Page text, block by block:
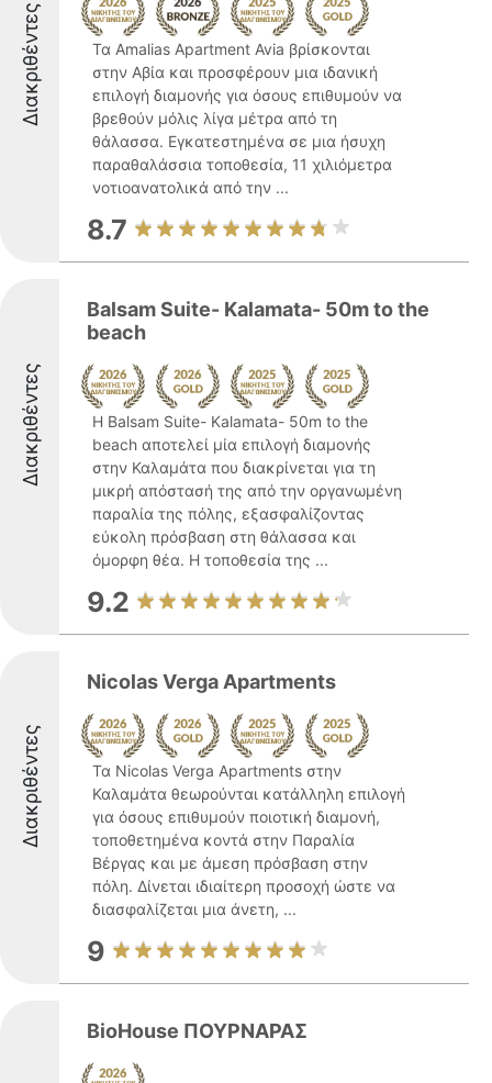
Διακριθέντες
Τα Amalias Apartment Avia βρίσκονται
στην Αβία και προσφέρουν μια ιδανική
επιλογή διαμονής για όσους επιθυμούν να
βρεθούν μόλις λίγα μέτρα από τη
θάλασσα. Εγκατεστημένα σε μια ήσυχη
παραθαλάσσια τοποθεσία, 11 χιλιόμετρα
νοτιοανατολικά από την ...
8.7
Διακριθέντες
Balsam Suite- Kalamata- 50m to the
beach
Η Balsam Suite- Kalamata- 50m to the
beach αποτελεί μία επιλογή διαμονής
στην Καλαμάτα που διακρίνεται για τη
μικρή απόστασή της από την οργανωμένη
παραλία της πόλης, εξασφαλίζοντας
εύκολη πρόσβαση στη θάλασσα και
όμορφη θέα. Η τοποθεσία της ...
9.2
Διακριθέντες
Nicolas Verga Apartments
Τα Nicolas Verga Apartments στην
Καλαμάτα θεωρούνται κατάλληλη επιλογή
για όσους επιθυμούν ποιοτική διαμονή,
τοποθετημένα κοντά στην Παραλία
Βέργας και με άμεση πρόσβαση στην
πόλη. Δίνεται ιδιαίτερη προσοχή ώστε να
διασφαλίζεται μια άνετη, ...
9
BioHouse ΠΟΥΡΝΑΡΑΣ